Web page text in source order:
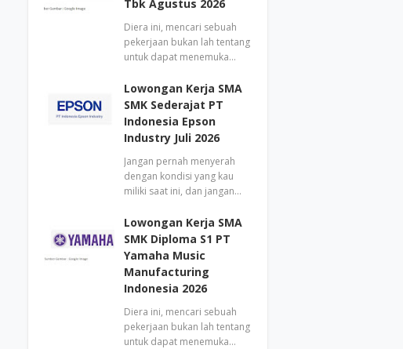
Tbk Agustus 2026
Diera ini, mencari sebuah
pekerjaan bukan lah tentang
untuk dapat menemuka…
Lowongan Kerja SMA
SMK Sederajat PT
Indonesia Epson
Industry Juli 2026
Jangan pernah menyerah
dengan kondisi yang kau
miliki saat ini, dan jangan…
Lowongan Kerja SMA
SMK Diploma S1 PT
Yamaha Music
Manufacturing
Indonesia 2026
Diera ini, mencari sebuah
pekerjaan bukan lah tentang
untuk dapat menemuka…